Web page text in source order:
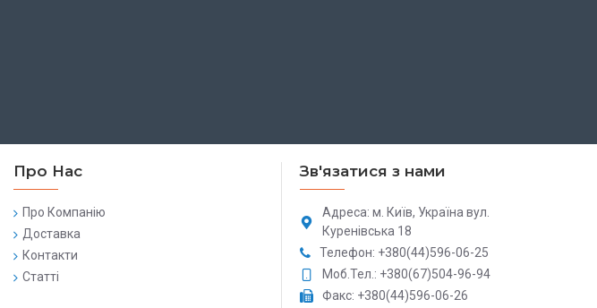
Про Нас
Про Компанію
Доставка
Контакти
Статті
Зв'язатися з нами
Адреса: м. Київ, Україна вул.
Куренівська 18
Телефон: +380(44)596-06-25
Моб.Тел.: +380(67)504-96-94
Факс: +380(44)596-06-26